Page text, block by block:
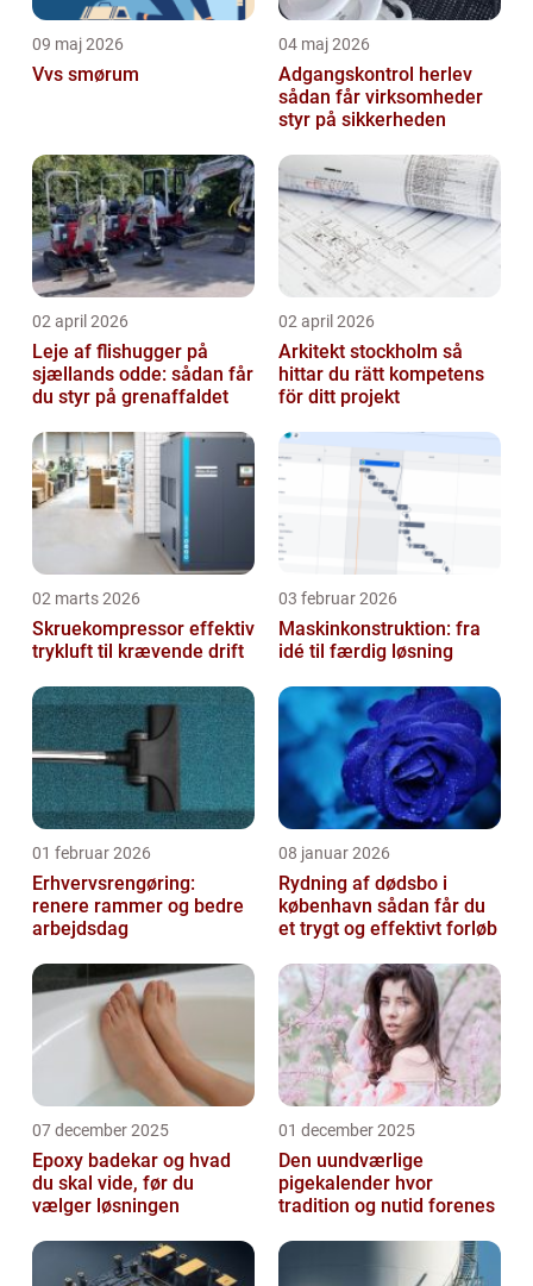
09 maj 2026
Vvs smørum
04 maj 2026
Adgangskontrol herlev
sådan får virksomheder
styr på sikkerheden
02 april 2026
Leje af flishugger på
sjællands odde: sådan får
du styr på grenaffaldet
02 april 2026
Arkitekt stockholm så
hittar du rätt kompetens
för ditt projekt
02 marts 2026
Skruekompressor effektiv
trykluft til krævende drift
03 februar 2026
Maskinkonstruktion: fra
idé til færdig løsning
01 februar 2026
Erhvervsrengøring:
renere rammer og bedre
arbejdsdag
08 januar 2026
Rydning af dødsbo i
københavn sådan får du
et trygt og effektivt forløb
07 december 2025
Epoxy badekar og hvad
du skal vide, før du
vælger løsningen
01 december 2025
Den uundværlige
pigekalender hvor
tradition og nutid forenes